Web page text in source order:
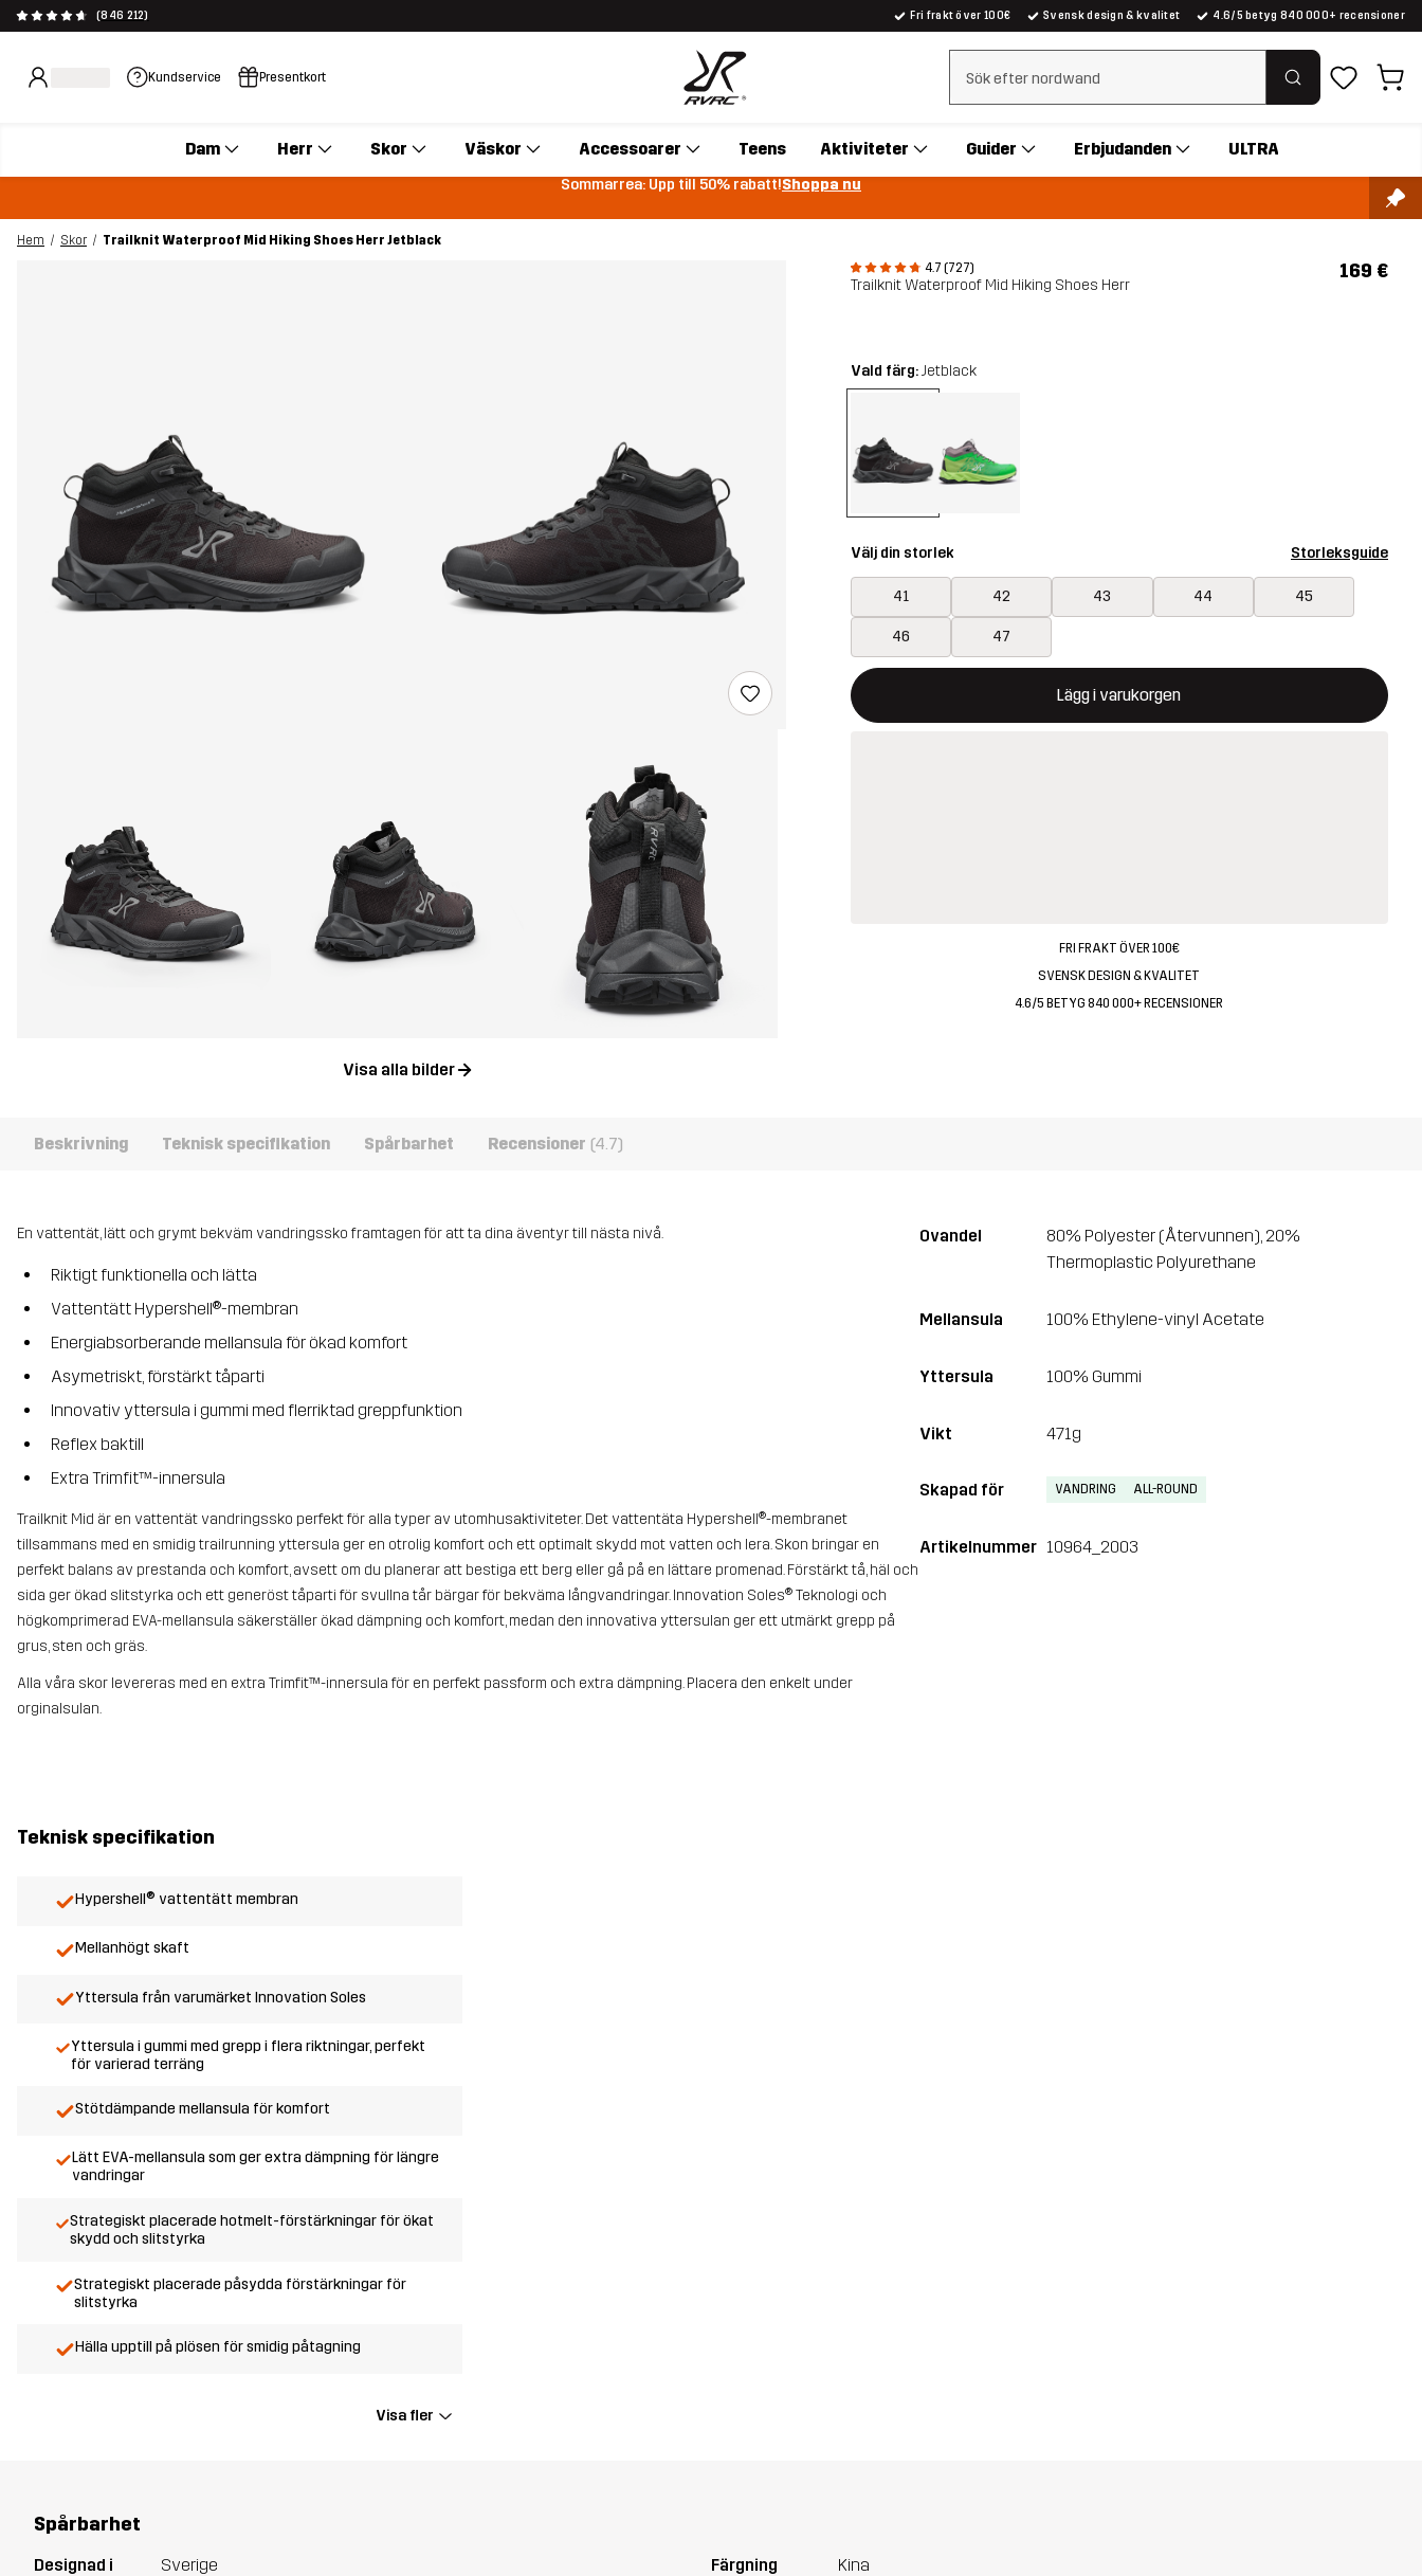
(846 212) Fri frakt över 100€ Svensk design & kvalitet 4.6/5 betyg 840 000+ recensioner
Kundservice Presentkort Rensa sök
Dam Herr Skor Väskor Accessoarer Teens Aktiviteter Guider Erbjudanden ULTRA
Sommarrea: Upp till 50% rabatt!Shoppa nu
Hem Skor
Trailknit Waterproof Mid Hiking Shoes Herr Jetblack
4.7 (727)
Trailknit Waterproof Mid Hiking Shoes Herr
169 €
Visa alla bilder
Vald färg:Jetblack
Välj din storlek Storleksguide
41 42 43 44 45
46 47
Lägg i varukorgen
Denna knapp kommer att öppna en modal som bekräftar en ny vara i varukorg
{{size}} inte tillgänglig
FRI FRAKT ÖVER 100€
SVENSK DESIGN & KVALITET
4.6/5 BETYG 840 000+ RECENSIONER
Beskrivning Teknisk specifikation Spårbarhet Recensioner (4.7)
En vattentät, lätt och grymt bekväm vandringssko framtagen för att ta dina äventyr till nästa nivå.
Riktigt funktionella och lätta
Vattentätt Hypershell®-membran
Energiabsorberande mellansula för ökad komfort
Asymetriskt, förstärkt tåparti
Innovativ yttersula i gummi med flerriktad greppfunktion
Reflex baktill
Extra Trimfit™-innersula
Trailknit Mid är en vattentät vandringssko perfekt för alla typer av utomhusaktiviteter. Det vattentäta Hypershell®-membranet
tillsammans med en smidig trailrunning yttersula ger en otrolig komfort och ett optimalt skydd mot vatten och lera. Skon bringar en
perfekt balans av prestanda och komfort, avsett om du planerar att bestiga ett berg eller gå på en lättare promenad. Förstärkt tå, häl och
sida ger ökad slitstyrka och ett generöst tåparti för svullna tår bärgar för bekväma långvandringar. Innovation Soles® Teknologi och
högkomprimerad EVA-mellansula säkerställer ökad dämpning och komfort, medan den innovativa yttersulan ger ett utmärkt grepp på
grus, sten och gräs.
Alla våra skor levereras med en extra Trimfit™-innersula för en perfekt passform och extra dämpning. Placera den enkelt under
orginalsulan.
Ovandel
80% Polyester (Återvunnen), 20%
Thermoplastic Polyurethane
Mellansula 100% Ethylene-vinyl Acetate
Yttersula 100% Gummi
Vikt 471g
Skapad för VANDRING ALL-ROUND
Artikelnummer 10964_2003
Teknisk specifikation
Hypershell® vattentätt membran
Mellanhögt skaft
Yttersula från varumärket Innovation Soles
Yttersula i gummi med grepp i flera riktningar, perfekt
för varierad terräng
Stötdämpande mellansula för komfort
Lätt EVA-mellansula som ger extra dämpning för längre
vandringar
Strategiskt placerade hotmelt-förstärkningar för ökat
skydd och slitstyrka
Strategiskt placerade påsydda förstärkningar för
slitstyrka
Hälla upptill på plösen för smidig påtagning
Visa fler
Spårbarhet
Designad i Sverige Färgning Kina